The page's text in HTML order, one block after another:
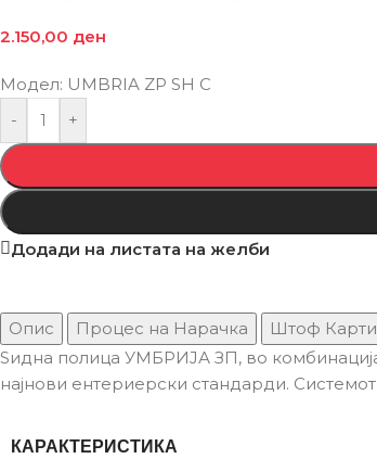
2.150,00 ден
Модел: UMBRIA ZP SH C
-
+
Додади на листата на желби
Опис Процес на Нарачка
Штоф Карти
Ѕидна полица УМБРИЈА ЗП, во
најнови ентериерски стандарди.
КАРАКТЕРИСТИКА